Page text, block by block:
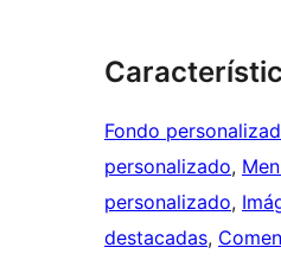
Fondo
personalizado,
personalizado,
destacadas,